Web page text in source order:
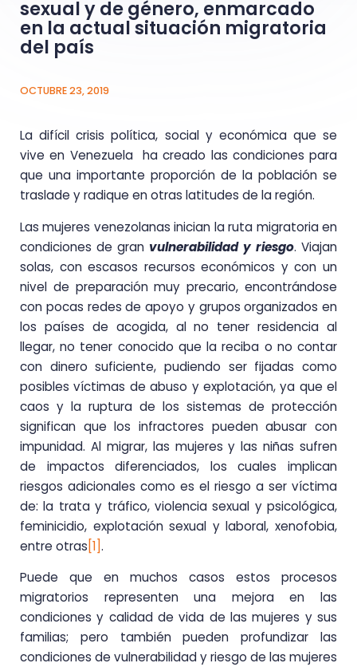
sexual y de género, enmarcado
en la actual situación migratoria
del país
OCTUBRE 23, 2019
La difícil crisis política, social y económica que se
vive en Venezuela ha creado las condiciones para
que una importante proporción de la población se
traslade y radique en otras latitudes de la región.
Las mujeres venezolanas inician la ruta migratoria en
condiciones de gran vulnerabilidad y riesgo. Viajan
solas, con escasos recursos económicos y con un
nivel de preparación muy precario, encontrándose
con pocas redes de apoyo y grupos organizados en
los países de acogida, al no tener residencia al
llegar, no tener conocido que la reciba o no contar
con dinero suficiente, pudiendo ser fijadas como
posibles víctimas de abuso y explotación, ya que el
caos y la ruptura de los sistemas de protección
significan que los infractores pueden abusar con
impunidad. Al migrar, las mujeres y las niñas sufren
de impactos diferenciados, los cuales implican
riesgos adicionales como es el riesgo a ser víctima
de: la trata y tráfico, violencia sexual y psicológica,
feminicidio, explotación sexual y laboral, xenofobia,
entre otras[1].
Puede que en muchos casos estos procesos
migratorios representen una mejora en las
condiciones y calidad de vida de las mujeres y sus
familias; pero también pueden profundizar las
condiciones de vulnerabilidad y riesgo de las mujeres